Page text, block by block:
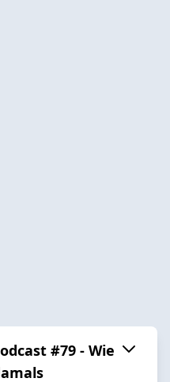
#79 - Wie